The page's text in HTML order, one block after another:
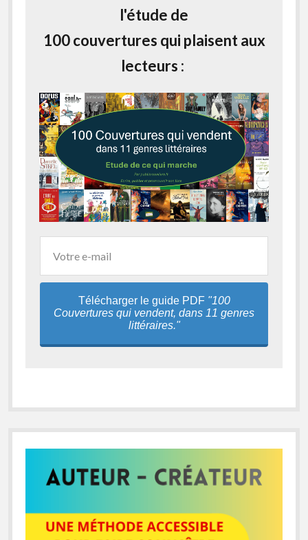
l'étude de
100 couvertures qui plaisent aux
lecteurs :
Télécharger le guide PDF "100
Couvertures qui vendent, dans 11 genres
littéraires."